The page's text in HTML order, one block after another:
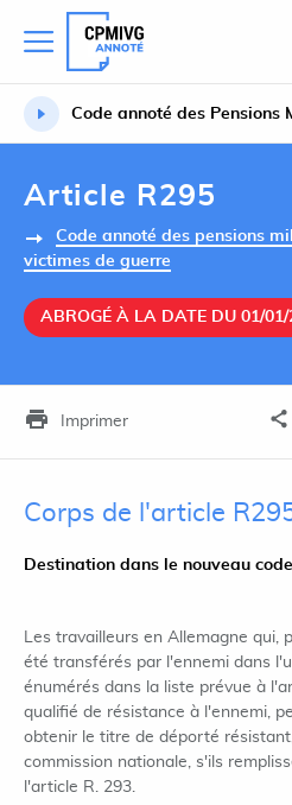
Code annoté des Pensions
Article R295
Code annoté des pensions
victimes de guerre
ABROGÉ À LA DATE DU 01/01/
Imprimer
Corps de l'article
Destination dans le nouveau
Les travailleurs en Allemagne qui,
été transférés par l'ennemi dans
énumérés dans la liste prévue à
qualifié de résistance à l'ennemi,
obtenir le titre de déporté
commission nationale, s'ils
l'article R. 293.